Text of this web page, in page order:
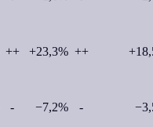
++ +23,3% ++
- −7,2% -